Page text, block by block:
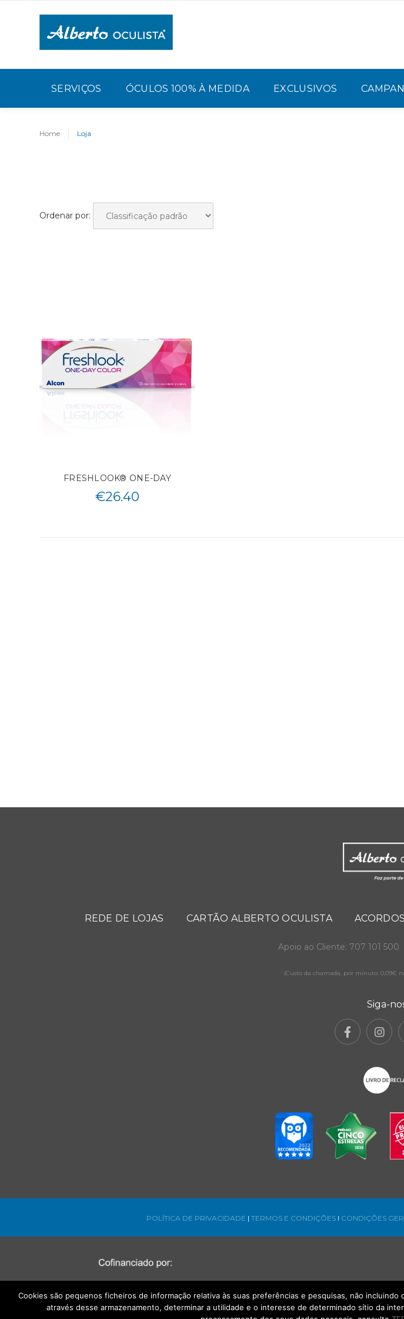
SERVIÇOS ÓCULOS 100% À MEDIDA EXCLUSIVOS
Home Loja
Ordenar por:
FRESHLOOK® ONE-DAY
€26.40
REDE DE LOJAS CARTÃO ALBERTO OCULISTA
Apoio ao Cliente: 707 101 500
(Custo da chamada, por minuto: 0,09€
Siga-
POLÍTICA DE PRIVACIDADE | TERMOS E CONDIÇÕES l CONDIÇÕES
Cookies são pequenos ficheiros de informação relativa às suas preferências e pesquisas, não
através desse armazenamento, determinar a utilidade e o interesse de determinado sítio da